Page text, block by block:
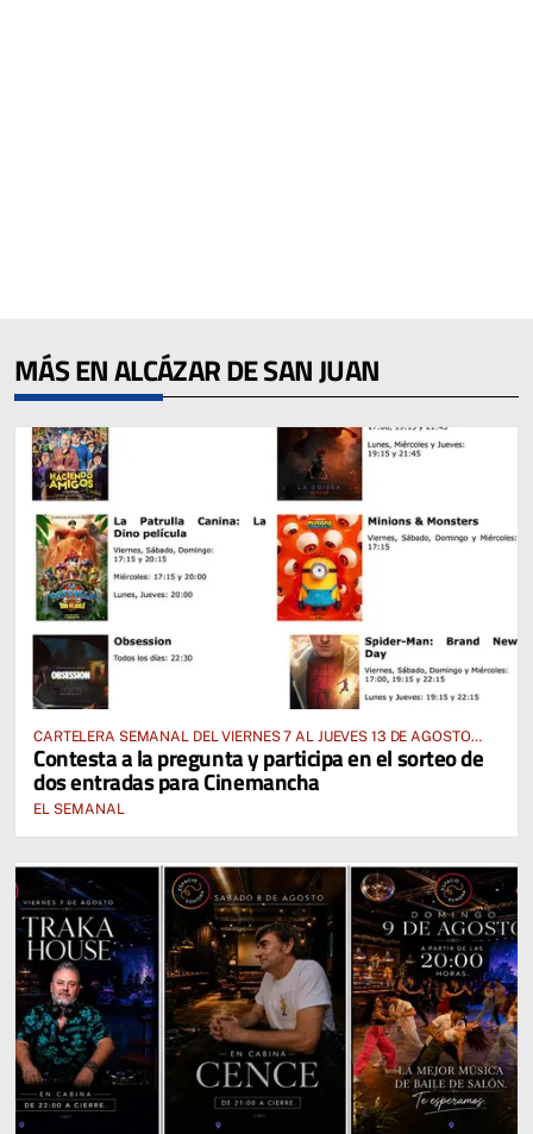
MÁS EN ALCÁZAR DE SAN JUAN
CARTELERA SEMANAL DEL VIERNES 7 AL JUEVES 13 DE AGOSTO
2026
Contesta a la pregunta y participa en el sorteo de
dos entradas para Cinemancha
EL SEMANAL